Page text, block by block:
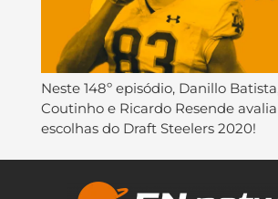
Neste 148º episódio, Danillo
Coutinho e Ricardo Resende
escolhas do Draft Steelers 2020!